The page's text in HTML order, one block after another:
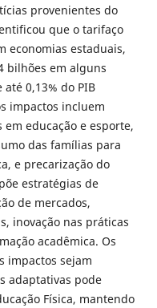
provenientes do
que o tarifaço
economias estaduais,
bilhões em alguns
0,13% do PIB
impactos incluem
educação e esporte,
das famílias para
e precarização do
estratégias de
de mercados,
inovação nas práticas
acadêmica. Os
impactos sejam
adaptativas pode
Física, mantendo